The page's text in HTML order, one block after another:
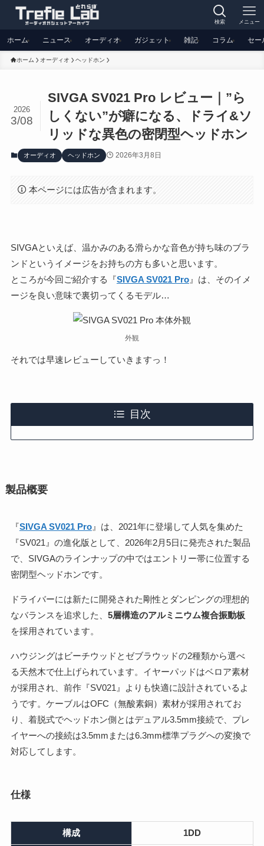
検索 メニュー
ホーム ニュース オーディオ ガジェット 雑記 コラム セー
ホーム オーディオ ヘッドホン
SIVGA SV021 Pro レビュー｜”ら
しくない”が癖になる、ドライ&ソ
リッドな異色の密閉型ヘッドホン
2026
3/08
オーディオ ヘッドホン 2026年3月8日
本ページには広告が含まれます。
SIVGAといえば、温かみのある滑らかな音色が持ち味のブラ
ンドというイメージをお持ちの方も多いと思います。
ところが今回ご紹介する『SIVGA SV021 Pro』は、そのイメ
ージを良い意味で裏切ってくるモデル…
外観
それでは早速レビューしていきますっ！
目次
製品概要
『SIVGA SV021 Pro』は、2021年に登場して人気を集めた
『SV021』の進化版として、2026年2月5日に発売された製品
で、SIVGAのラインナップの中ではエントリー帯に位置する
密閉型ヘッドホンです。
ドライバーには新たに開発された剛性とダンピングの理想的
なバランスを追求した、 5層構造のアルミニウム複合振動板
を採用されています。
ハウジングはビーチウッドとゼブラウッドの2種類から選べ
る天然木で仕上げられています。イヤーパッドはベロア素材
が採用され、前作『SV021』よりも快適に設計されているよ
うです。ケーブルはOFC（無酸素銅）素材が採用されてお
り、着脱式でヘッドホン側とはデュアル3.5mm接続で、プレ
イヤーへの接続は3.5mmまたは6.3mm標準プラグへの変換で
対応してします。
仕様
構成 1DD